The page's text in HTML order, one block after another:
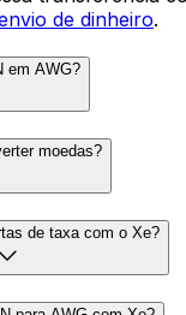
de dinheiro.
em AWG?
moedas?
de taxa com o Xe?